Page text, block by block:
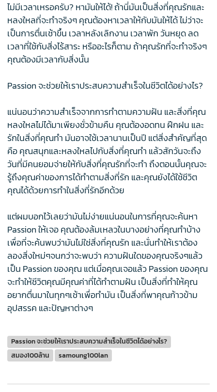
ไม่มีเวลาเหรอครับ? หามันให้ได้! ถ้านี่มันเป็นสิ่งที่คุณรักและ
หลงใหลที่จะทำจริงๆ คุณต้องหาเวลาให้กับมันให้ได้ ไม่ว่าจะ
เป็นการตื่นเช้าขึ้น เวลาหลังเลิกงาน เวลาพัก วันหยุด ลด
เวลาที่ใช้กับสิ่งไร้สาระ หรืออะไรก็ตาม ถ้าคุณรักที่จะทำจริงๆ
คุณต้องมีเวลากับสิ่งนั้น
Passion จะช่วยให้เราประสบความสำเร็จในชีวิตได้อย่างไร?
แน่นอนว่าความสำเร็จจากการทำตามความฝัน และสิ่งที่คุณ
หลงใหลไม่ได้มาเพียงชั่วข้ามคืน คุณต้องอดทน ฝึกฝน และ
รักในสิ่งที่คุณทำ มันอาจใช้เวลานานเป็นปี แต่สิ่งสำคัญที่สุด
คือ คุณสนุกและหลงใหลไปกับสิ่งที่คุณทำ แล้วสักวันจะถึง
วันที่มีคนยอมจ่ายให้กับสิ่งที่คุณรักที่จะทำ ถึงตอนนั้นคุณจะ
รู้ถึงคุณค่าของการได้ทำตามสิ่งที่รัก และคุณยังได้ใช้ชีวิต
คุณได้ด้วยการทำในสิ่งที่รักอีกด้วย
แต่ผมบอกไว้เลยว่ามันไม่ง่ายแน่นอนในการที่คุณจะค้นหา
Passion ให้เจอ คุณต้องล้มเหลวในบางอย่างที่คุณทำบ้าง
เพื่อที่จะค้นพบว่ามันไม่ใช่สิ่งที่คุณรัก และนั่นทำให้เราต้อง
ลองสิ่งใหม่ๆจนกว่าจะพบว่า ความฝันใดของคุณจริงๆแล้ว
เป็น Passion ของคุณ แต่เมื่อคุณเจอแล้ว Passion ของคุณ
จะทำให้ชีวิตคุณมีคุณค่าที่ได้ทำตามฝัน เป็นสิ่งที่ทำให้คุณ
อยากตื่นมาในทุกๆเช้าเพื่อทำมัน เป็นสิ่งที่พาคุณก้าวข้าม
อุปสรรค และปัญหาต่างๆ
Passion จะช่วยให้เราประสบความสำเร็จในชีวิตได้อย่างไร?
สมอง100ล้าน
samoung100lan